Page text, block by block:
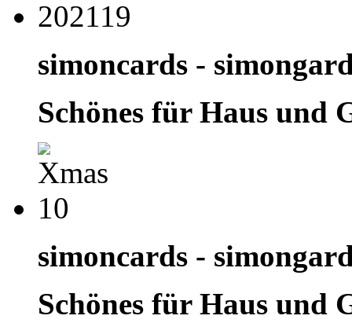
simoncards -
Schönes für Haus und
simoncards -
Schönes für Haus und